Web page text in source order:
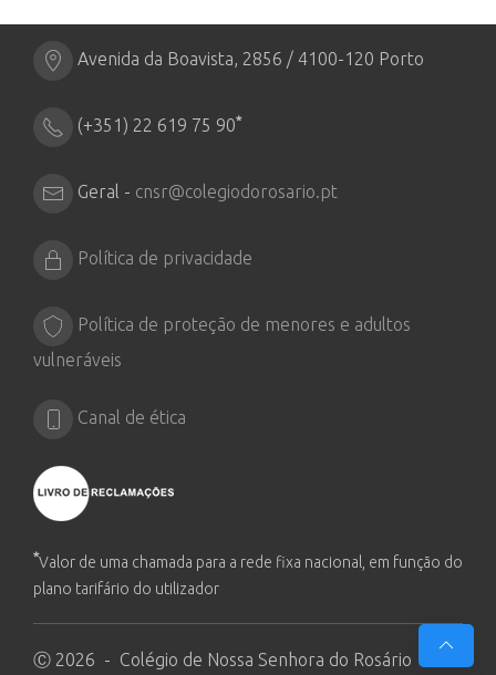
Avenida da Boavista, 2856 / 4100-120 Porto
(+351) 22 619 75 90*
Geral - cnsr@colegiodorosario.pt
Política de privacidade
Política de proteção de menores e adultos
vulneráveis
Canal de ética
*Valor de uma chamada para a rede fixa nacional, em função do
plano tarifário do utilizador
Ⓒ 2026 - Colégio de Nossa Senhora do Rosário